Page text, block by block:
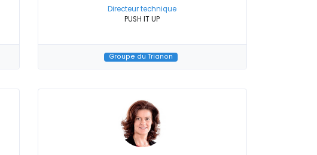
Directeur technique
PUSH IT UP
Groupe du Trianon